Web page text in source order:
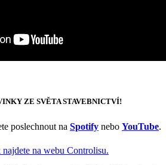
ZE SVĚTA STAVEBNICTVÍ!
poslechnout na Spotify nebo YouTube.
na webu Controlisu.